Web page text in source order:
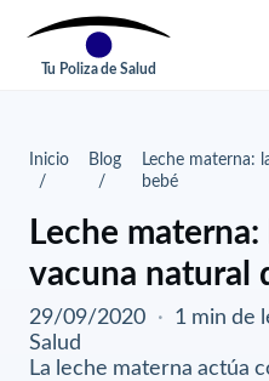
Tu Poliza de Salud
Inicio Blog
Leche materna:
bebé
Leche
vacuna natural
29/09/2020 · 1 min de
Salud
La leche materna actúa